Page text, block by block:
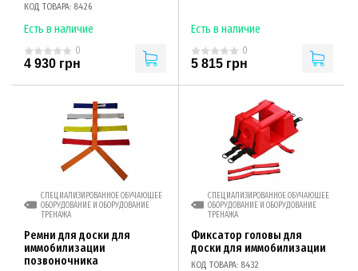
КОД ТОВАРА: 8426
Есть в наличие
0
4 930 грн
Есть в наличие
0
5 815 грн
СПЕЦИАЛИЗИРОВАННОЕ ОБУЧАЮЩЕЕ
ОБОРУДОВАНИЕ И ОБОРУДОВАНИЕ
ТРЕНАЖА
Ремни для доски для
иммобилизации
позвоночника
СПЕЦИАЛИЗИРОВАННОЕ ОБУЧАЮЩЕЕ
ОБОРУДОВАНИЕ И ОБОРУДОВАНИЕ
ТРЕНАЖА
Фиксатор головы для
доски для иммобилизации
КОД ТОВАРА: 8432